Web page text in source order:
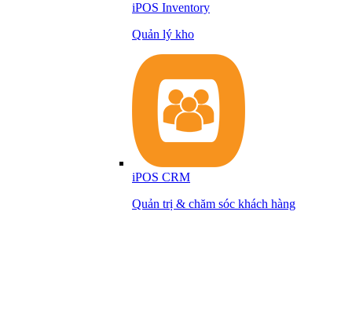
iPOS Inventory
Quản lý kho
iPOS CRM
Quản trị & chăm sóc khách hàng